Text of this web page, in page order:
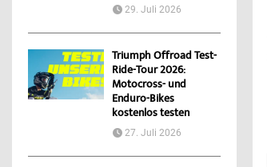
29. Juli 2026
Triumph Offroad Test-
Ride-Tour 2026:
Motocross- und
Enduro-Bikes
kostenlos testen
27. Juli 2026